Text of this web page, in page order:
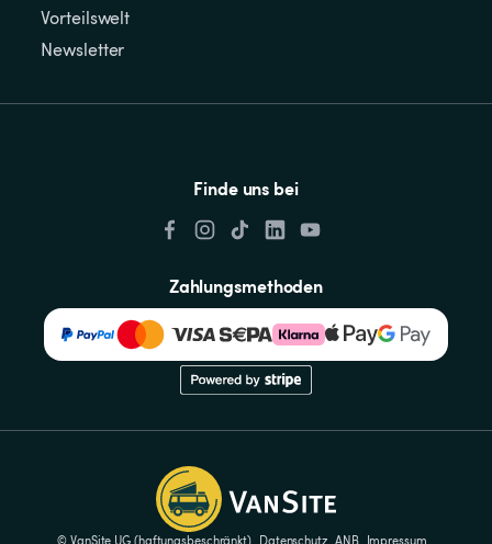
Vorteilswelt
Newsletter
Finde uns bei
Zahlungsmethoden
© VanSite UG (haftungsbeschränkt) Datenschutz ANB Impressum